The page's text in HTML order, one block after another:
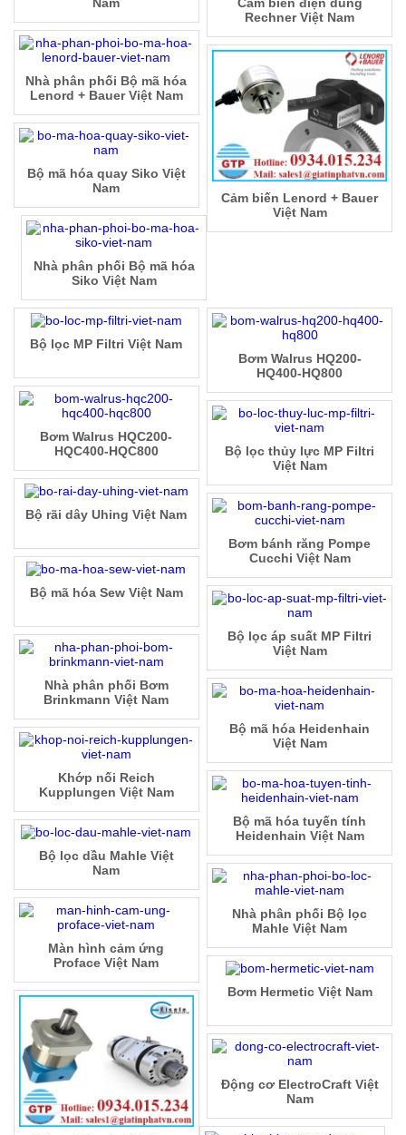
Nam
Cảm biến điện dung
Rechner Việt Nam
Nhà phân phối Bộ mã hóa
Lenord + Bauer Việt Nam
Cảm biến Lenord + Bauer
Việt Nam
Bộ mã hóa quay Siko Việt
Nam
Nhà phân phối Bộ mã hóa
Siko Việt Nam
Bộ lọc MP Filtri Việt Nam
Bơm Walrus HQ200-
HQ400-HQ800
Bơm Walrus HQC200-
HQC400-HQC800
Bộ lọc thủy lực MP Filtri
Việt Nam
Bộ rãi dây Uhing Việt Nam
Bơm bánh răng Pompe
Cucchi Việt Nam
Bộ mã hóa Sew Việt Nam
Bộ lọc áp suất MP Filtri
Việt Nam
Nhà phân phối Bơm
Brinkmann Việt Nam
Bộ mã hóa Heidenhain
Việt Nam
Khớp nối Reich
Kupplungen Việt Nam
Bộ mã hóa tuyến tính
Heidenhain Việt Nam
Bộ lọc dầu Mahle Việt
Nam
Nhà phân phối Bộ lọc
Mahle Việt Nam
Màn hình cảm ứng
Proface Việt Nam
Bơm Hermetic Việt Nam
Động cơ ElectroCraft Việt
Nam